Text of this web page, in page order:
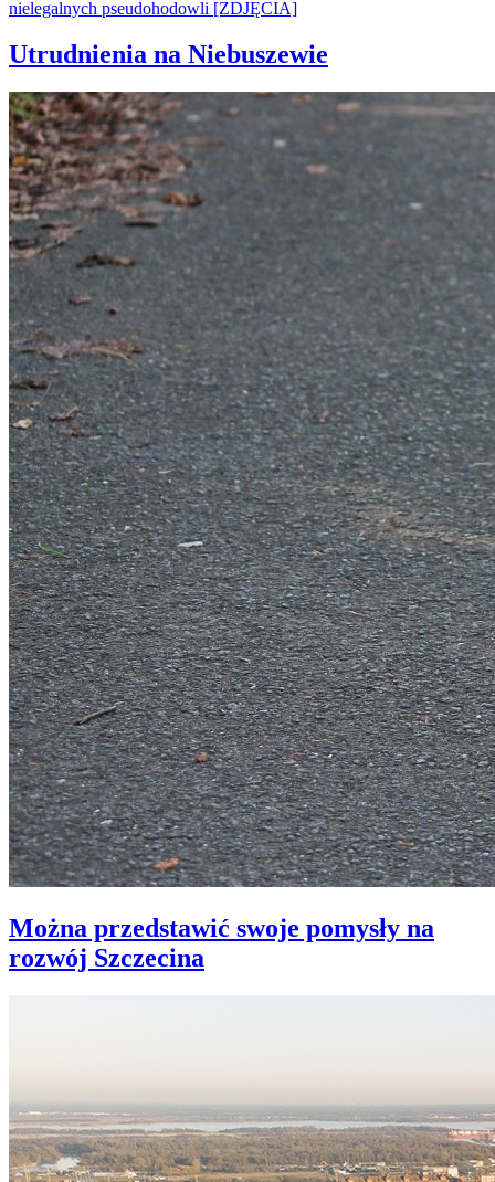
Utrudnienia na Niebuszewie
Można przedstawić swoje pomysły na
rozwój Szczecina